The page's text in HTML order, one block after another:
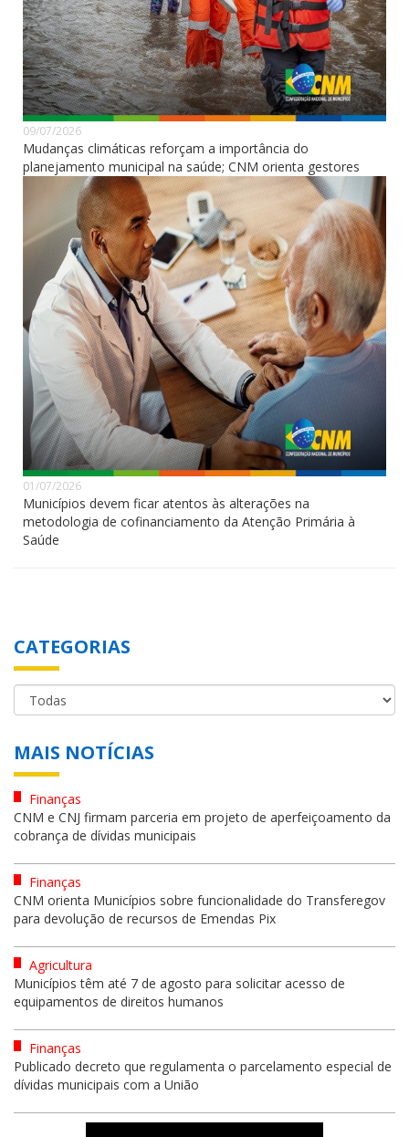
09/07/2026
Mudanças climáticas reforçam a importância do
planejamento municipal na saúde; CNM orienta gestores
01/07/2026
Municípios devem ficar atentos às alterações na
metodologia de cofinanciamento da Atenção Primária à
Saúde
CATEGORIAS
MAIS NOTÍCIAS
Finanças
CNM e CNJ firmam parceria em projeto de aperfeiçoamento da
cobrança de dívidas municipais
Finanças
CNM orienta Municípios sobre funcionalidade do Transferegov
para devolução de recursos de Emendas Pix
Agricultura
Municípios têm até 7 de agosto para solicitar acesso de
equipamentos de direitos humanos
Finanças
Publicado decreto que regulamenta o parcelamento especial de
dívidas municipais com a União